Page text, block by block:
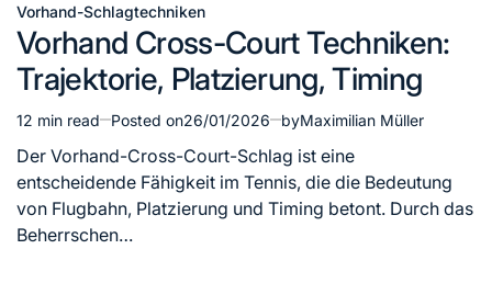
Posted
in
Vorhand-Schlagtechniken
Vorhand Cross-Court Techniken:
Trajektorie, Platzierung, Timing
Estimated
read
time
12 min read Posted on26/01/2026 byMaximilian Müller
Der Vorhand-Cross-Court-Schlag ist eine
entscheidende Fähigkeit im Tennis, die die Bedeutung
von Flugbahn, Platzierung und Timing betont. Durch das
Beherrschen…